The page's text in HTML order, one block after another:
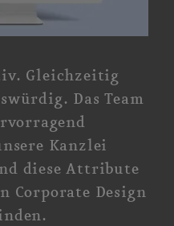
Gleichzeitig
Das Team
Kanzlei
diese Attribute
Corporate Design